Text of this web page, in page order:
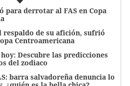
para derrotar al FAS en Copa
respaldo de su afición, sufrió
Centroamericana
Descubre las predicciones
del zodiaco
barra salvadoreña denuncia lo